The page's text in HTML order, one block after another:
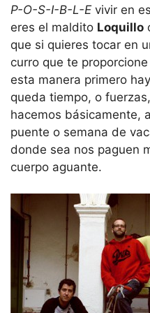
P-O-S-I-B-L-E vivir en
eres el maldito Loquillo
que si quieres tocar en
curro que te
esta manera primero
queda tiempo, o
hacemos básicamente,
puente o semana de
donde sea nos paguen
cuerpo aguante.